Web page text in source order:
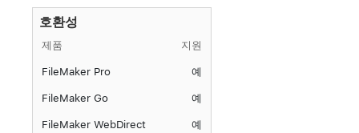
호환성
제품 지원
FileMaker Pro 예
FileMaker Go 예
FileMaker WebDirect 예